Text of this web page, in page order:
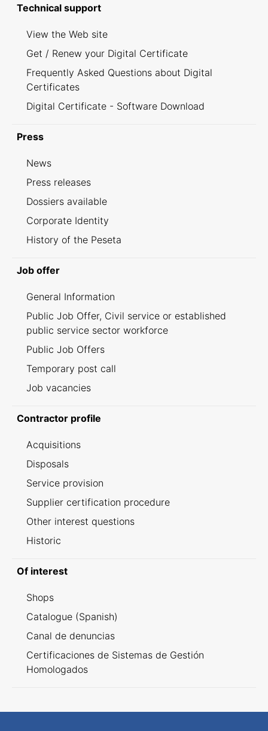
Technical support
View the Web site
Get / Renew your Digital Certificate
Frequently Asked Questions about Digital
Certificates
Digital Certificate - Software Download
Press
News
Press releases
Dossiers available
Corporate Identity
History of the Peseta
Job offer
General Information
Public Job Offer, Civil service or established
public service sector workforce
Public Job Offers
Temporary post call
Job vacancies
Contractor profile
Acquisitions
Disposals
Service provision
Supplier certification procedure
Other interest questions
Historic
Of interest
Shops
Catalogue (Spanish)
Canal de denuncias
Certificaciones de Sistemas de Gestión
Homologados